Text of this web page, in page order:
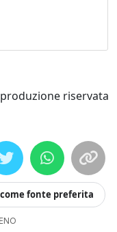
riservata
fonte preferita